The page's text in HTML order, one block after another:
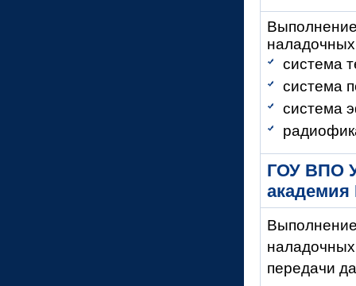
система
система
система
ГОУ ВПО
академия
передачи